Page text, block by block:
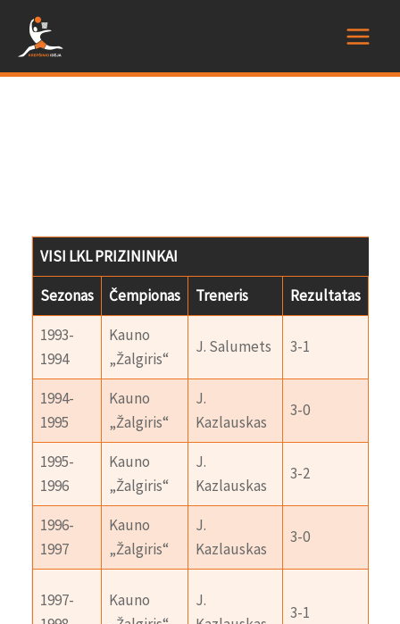
turinio
VISI LKL PRIZININKAI
Sezonas
Čempionas Treneris Rezultatas
1993-
1994
Kauno
„Žalgiris“
J. Salumets 3-1
1994-
1995
Kauno
„Žalgiris“
J.
Kazlauskas
3-0
1995-
1996
Kauno
„Žalgiris“
J.
Kazlauskas
3-2
1996-
1997
Kauno
„Žalgiris“
J.
Kazlauskas
3-0
1997-
Kauno
J.
3-1